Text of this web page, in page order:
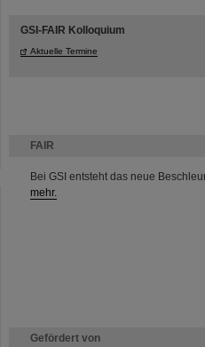
FAIR
Bei GSI entsteht das neue
mehr.
Gefördert von
GSI-FAIR Kolloquium
Aktuelle Termine